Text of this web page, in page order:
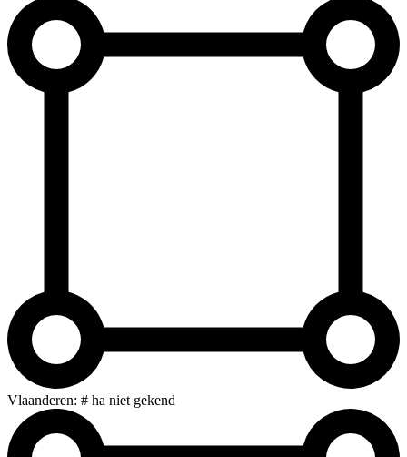
Vlaanderen: # ha niet gekend